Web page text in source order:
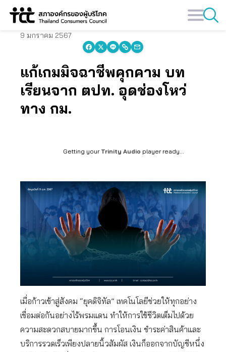
Skip
9 มกราคม 2567
แก้เกมมิจฉาชีพคุกคาม บท
เรียนจาก ตปท. อุดช่องโหว่
ทาง กม.
Getting your Trinity Audio player ready...
เมื่อก้าวเข้าสู่สังคม “ยุคดิจิทัล” เทคโนโลยีช่วยให้ทุกอย่าง
เชื่อมต่อกันอย่างไร้พรมแดน ทำให้การใช้ชีวิตเต็มไปด้วย
ความสะดวกสบายมากขึ้น การโอนเงิน ชำระค่าสินค้าและ
บริการรวดเร็วเพียงปลายนิ้วสัมผัส เงินก็ออกจากบัญชีหนึ่ง